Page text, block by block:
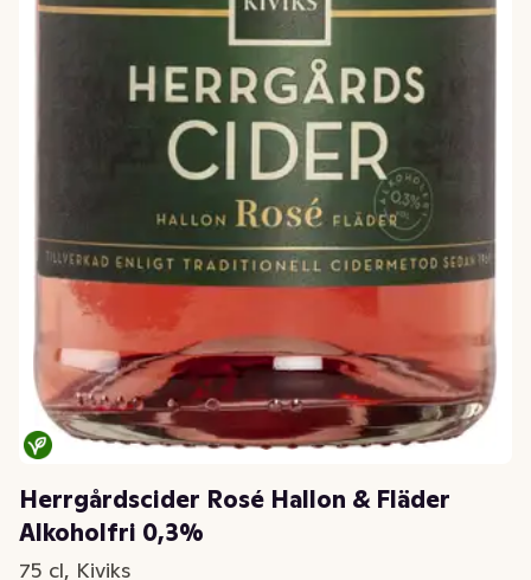
Herrgårdscider Rosé Hallon & Fläder
Alkoholfri 0,3%
75 cl, Kiviks